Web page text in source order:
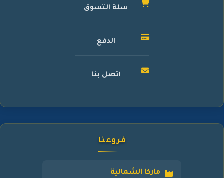
سلة التسوق
الدفع
اتصل بنا
فروعنا
ماركا الشمالية